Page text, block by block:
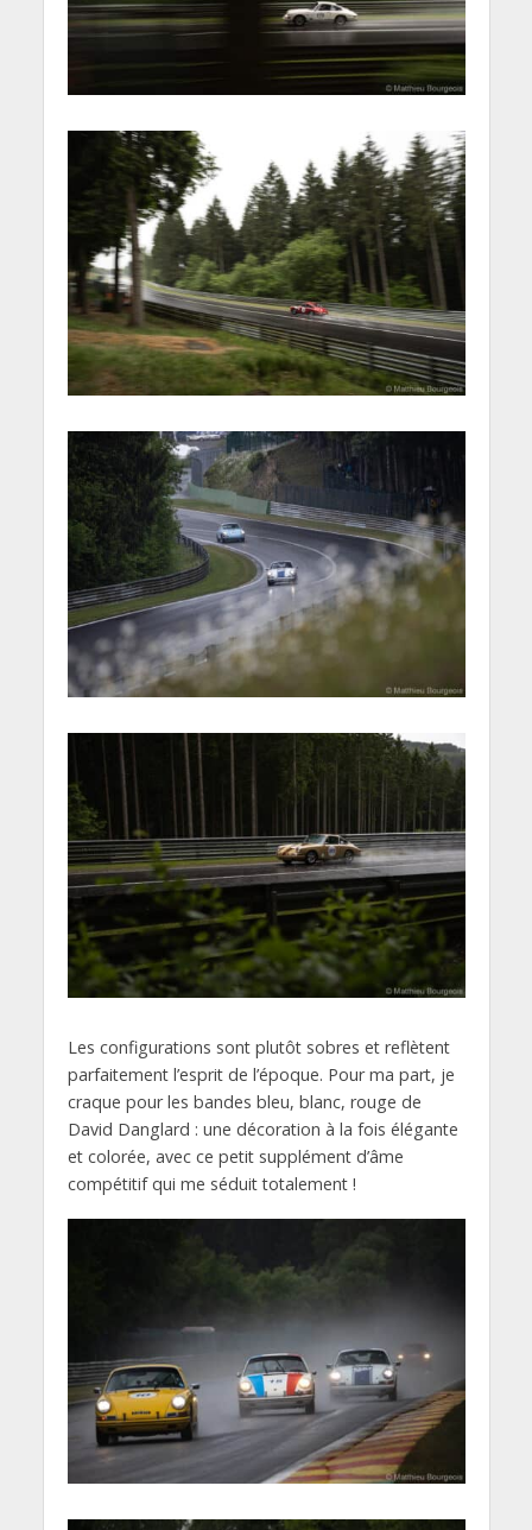
Les configurations sont plutôt sobres et reflètent
parfaitement l’esprit de l’époque. Pour ma part, je
craque pour les bandes bleu, blanc, rouge de
David Danglard : une décoration à la fois élégante
et colorée, avec ce petit supplément d’âme
compétitif qui me séduit totalement !